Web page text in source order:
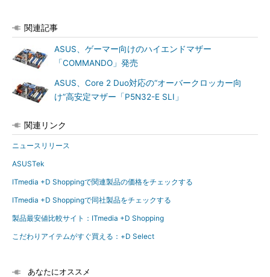
関連記事
ASUS、ゲーマー向けのハイエンドマザー
「COMMANDO」発売
ASUS、Core 2 Duo対応の“オーバークロッカー向
け”高安定マザー「P5N32-E SLI」
関連リンク
ニュースリリース
ASUSTek
ITmedia +D Shoppingで関連製品の価格をチェックする
ITmedia +D Shoppingで同社製品をチェックする
製品最安値比較サイト：ITmedia +D Shopping
こだわりアイテムがすぐ買える：+D Select
あなたにオススメ